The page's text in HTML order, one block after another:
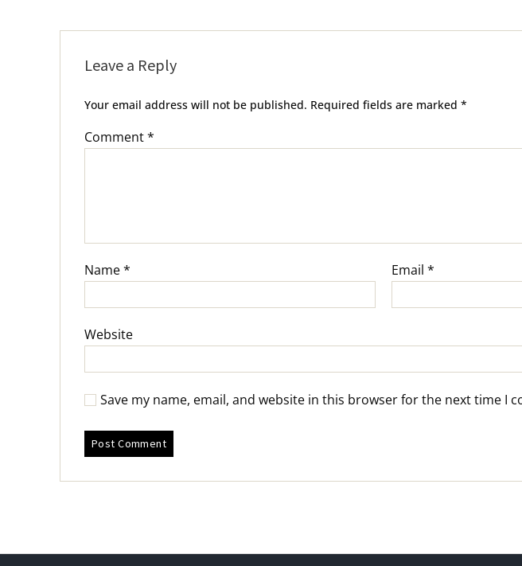
Leave a Reply
Your email address will not be published. Required fields are marked *
Comment*
Name* Email*
Website
Save my name, email, and website in this browser for the next time I